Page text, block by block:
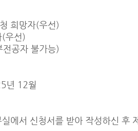
희망자(우선)
우선)
공자 불가능)
년 12월
에서 신청서를 받아 작성하신 후